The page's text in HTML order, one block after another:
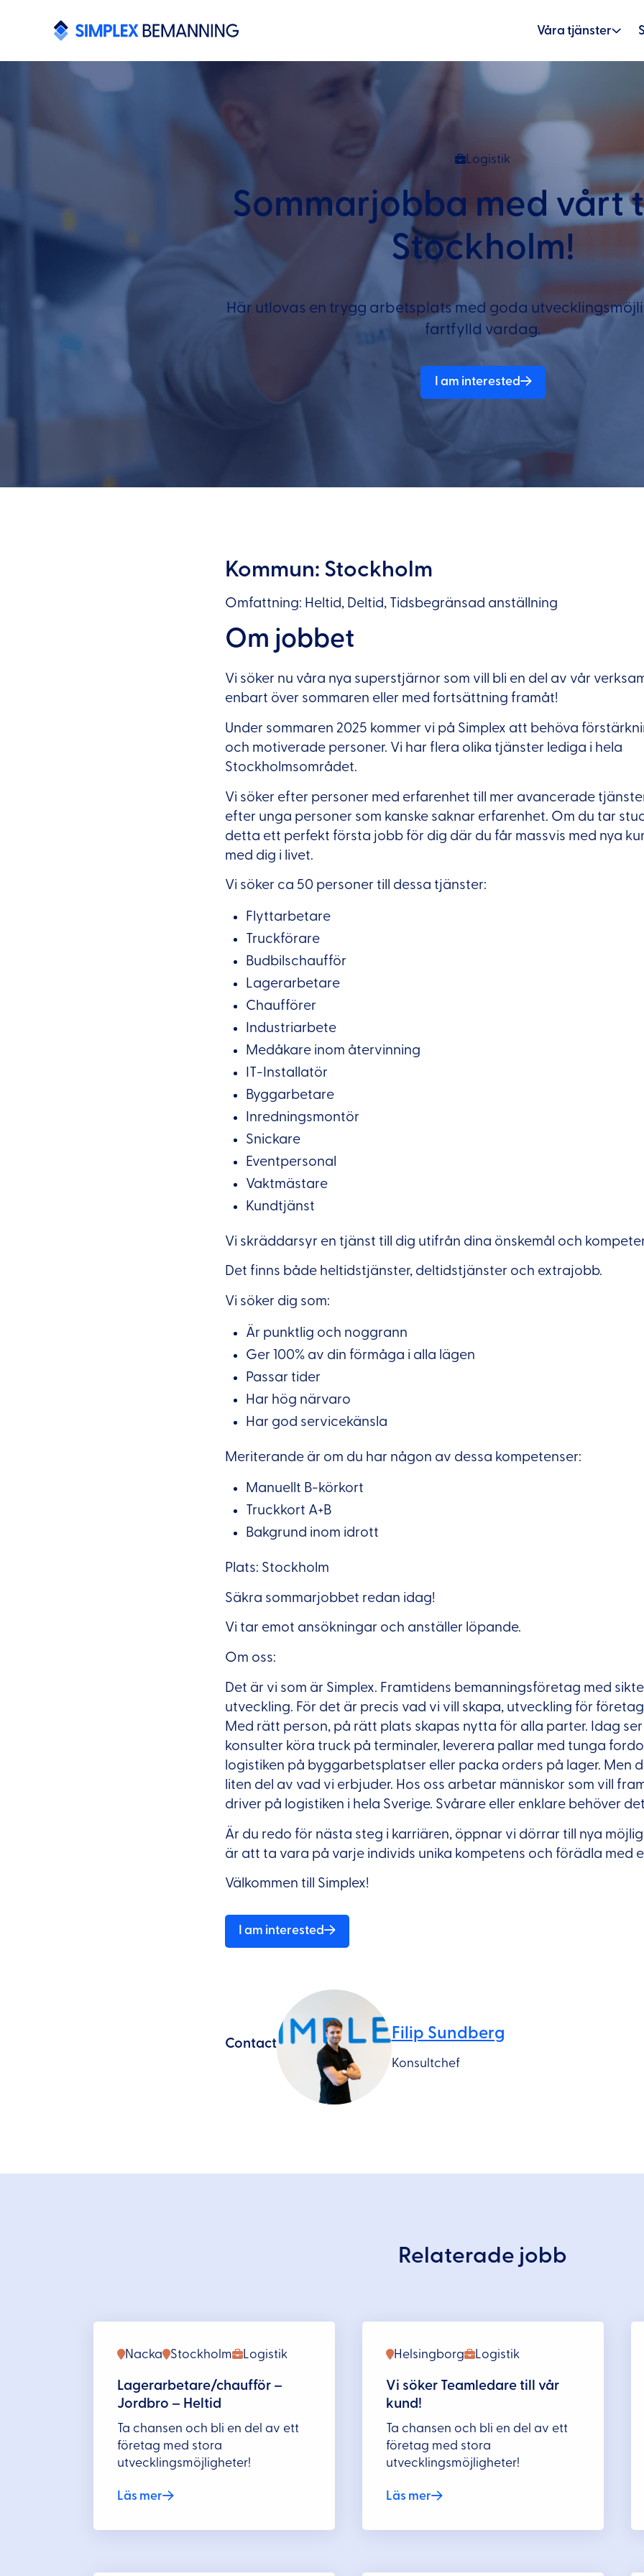
Våra tjänster
Logistik
Sommarjobba med vårt
Stockholm!
Här utlovas en trygg arbetsplats med goda
fartfylld vardag.
I am interested
Kommun: Stockholm
Omfattning: Heltid, Deltid, Tidsbegränsad anställning
Om jobbet
Vi söker nu våra nya superstjärnor som vill bli en del av vår
enbart över sommaren eller med fortsättning framåt!
Under sommaren 2025 kommer vi på Simplex att behöva
och motiverade personer. Vi har flera olika tjänster lediga i hela
Stockholmsområdet.
Vi söker efter personer med erfarenhet till mer avancerade
efter unga personer som kanske saknar erfarenhet. Om du tar
detta ett perfekt första jobb för dig där du får massvis med nya
med dig i livet.
Vi söker ca 50 personer till dessa tjänster:
Flyttarbetare
Truckförare
Budbilschaufför
Lagerarbetare
Chaufförer
Industriarbete
Medåkare inom återvinning
IT-Installatör
Byggarbetare
Inredningsmontör
Snickare
Eventpersonal
Vaktmästare
Kundtjänst
Vi skräddarsyr en tjänst till dig utifrån dina önskemål och
Det finns både heltidstjänster, deltidstjänster och extrajobb.
Vi söker dig som:
Är punktlig och noggrann
Ger 100% av din förmåga i alla lägen
Passar tider
Har hög närvaro
Har god servicekänsla
Meriterande är om du har någon av dessa kompetenser:
Manuellt B-körkort
Truckkort A+B
Bakgrund inom idrott
Plats: Stockholm
Säkra sommarjobbet redan idag!
Vi tar emot ansökningar och anställer löpande.
Om oss:
Det är vi som är Simplex. Framtidens bemanningsföretag med
utveckling. För det är precis vad vi vill skapa, utveckling för
Med rätt person, på rätt plats skapas nytta för alla parter. Idag
konsulter köra truck på terminaler, leverera pallar med tunga
logistiken på byggarbetsplatser eller packa orders på lager. Men
liten del av vad vi erbjuder. Hos oss arbetar människor som vill
driver på logistiken i hela Sverige. Svårare eller enklare behöver
Är du redo för nästa steg i karriären, öppnar vi dörrar till nya
är att ta vara på varje individs unika kompetens och förädla med
Välkommen till Simplex!
I am interested
Contact
Filip Sundberg
Konsultchef
Relaterade jobb
Logistik
Nacka Stockholm
Lagerarbetare/chaufför –
Jordbro – Heltid
Ta chansen och bli en del av ett
företag med stora
utvecklingsmöjligheter!
Läs mer
Logistik
Helsingborg
Vi söker Teamledare till vår
kund!
Ta chansen och bli en del av ett
företag med stora
utvecklingsmöjligheter!
Läs mer